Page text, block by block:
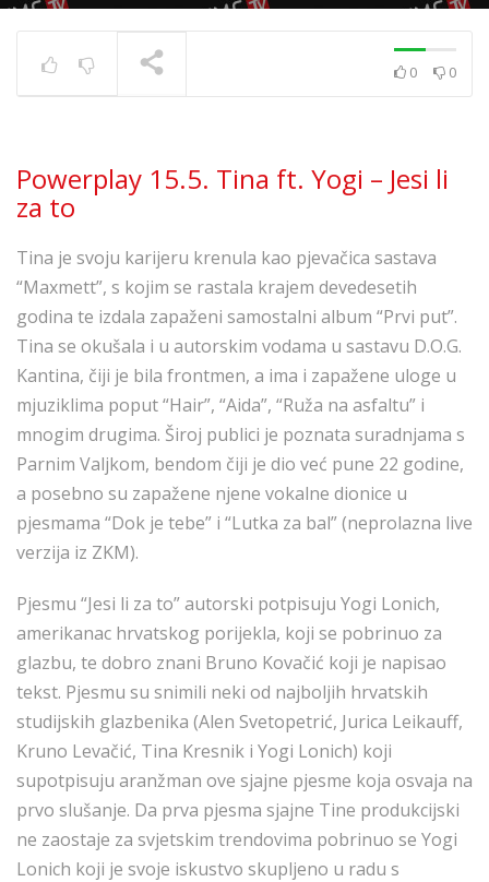
0 0
Powerplay 15.5. Tina ft. Yogi – Jesi li
za to
Tina je svoju karijeru krenula kao pjevačica sastava
“Maxmett”, s kojim se rastala krajem devedesetih
godina te izdala zapaženi samostalni album “Prvi put”.
Tina se okušala i u autorskim vodama u sastavu D.O.G.
Kantina, čiji je bila frontmen, a ima i zapažene uloge u
mjuziklima poput “Hair”, “Aida”, “Ruža na asfaltu” i
mnogim drugima. Široj publici je poznata suradnjama s
Parnim Valjkom, bendom čiji je dio već pune 22 godine,
a posebno su zapažene njene vokalne dionice u
pjesmama “Dok je tebe” i “Lutka za bal” (neprolazna live
verzija iz ZKM).
Pjesmu “Jesi li za to” autorski potpisuju Yogi Lonich,
amerikanac hrvatskog porijekla, koji se pobrinuo za
glazbu, te dobro znani Bruno Kovačić koji je napisao
tekst. Pjesmu su snimili neki od najboljih hrvatskih
studijskih glazbenika (Alen Svetopetrić, Jurica Leikauff,
Kruno Levačić, Tina Kresnik i Yogi Lonich) koji
supotpisuju aranžman ove sjajne pjesme koja osvaja na
prvo slušanje. Da prva pjesma sjajne Tine produkcijski
ne zaostaje za svjetskim trendovima pobrinuo se Yogi
Lonich koji je svoje iskustvo skupljeno u radu s